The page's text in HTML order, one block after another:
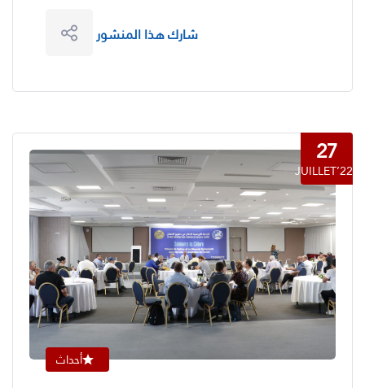
شارك هذا المنشور
27
JUILLET’22
أحداث